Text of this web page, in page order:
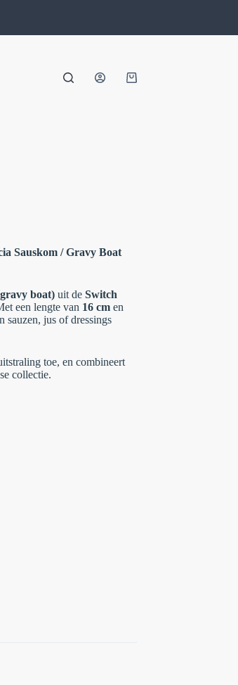
Sauskom / Gravy Boat
boat) uit de Switch
een lengte van 16 cm en
sauzen, jus of dressings
toe, en combineert
collectie.